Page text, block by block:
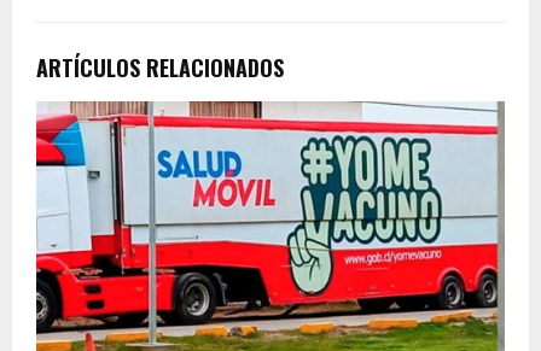
ARTÍCULOS RELACIONADOS